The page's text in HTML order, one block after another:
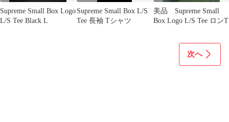
Supreme Small Box Logo
L/S Tee Black L
Supreme Small Box L/S
Tee 長袖 Tシャツ
美品 Supreme Small
Box Logo L/S Tee ロンT
次へ